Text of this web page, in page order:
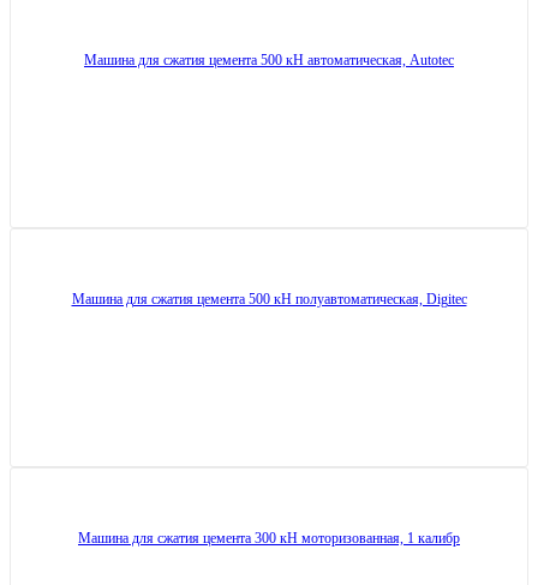
Машина для сжатия цемента 500 кН автоматическая, Autotec
Машина для сжатия цемента 500 кН полуавтоматическая, Digitec
Машина для сжатия цемента 300 кН моторизованная, 1 калибр